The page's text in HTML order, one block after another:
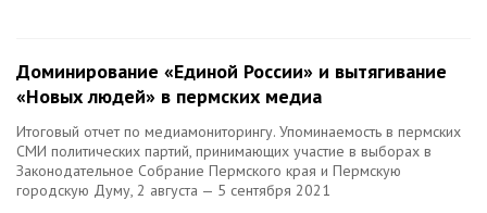
Доминирование «Единой России» и вытягивание
«Новых людей» в пермских медиа
Итоговый отчет по медиамониторингу. Упоминаемость в пермских
СМИ политических партий, принимающих участие в выборах в
Законодательное Собрание Пермского края и Пермскую
городскую Думу, 2 августа — 5 сентября 2021